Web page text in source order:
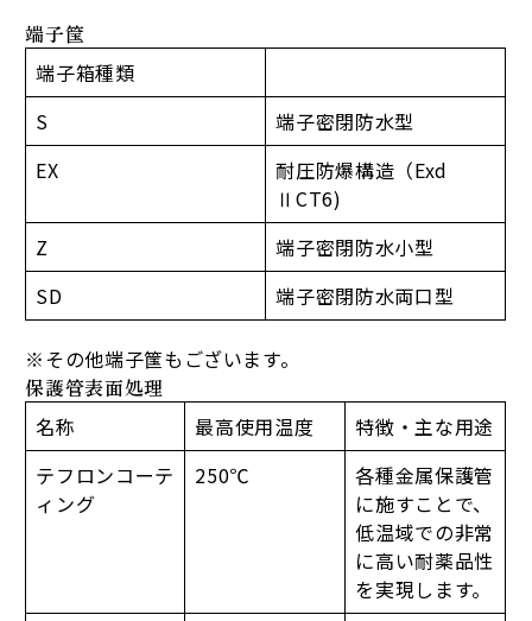
端子筺
端子箱種類
S
端子密閉防水型
EX
耐圧防爆構造（Exd
ⅡCT6)
Z
端子密閉防水小型
SD
端子密閉防水両口型
※その他端子筺もございます。
保護管表面処理
名称
最高使用温度
特徴・主な用途
テフロンコーテ
ィング
250℃
各種金属保護管
に施すことで、
低温域での非常
に高い耐薬品性
を実現します。